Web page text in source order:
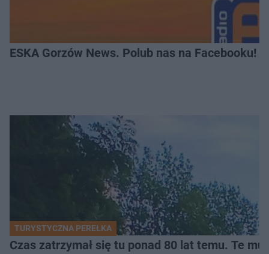
ESKA Gorzów News. Polub nas na Facebooku!
TURYSTYCZNA PEREŁKA
Czas zatrzymał się tu ponad 80 lat temu. Te